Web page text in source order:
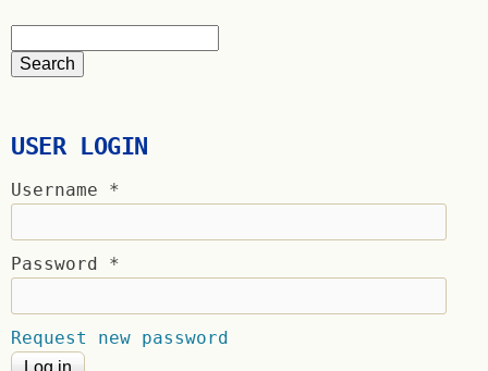
USER LOGIN
Username *
Password *
Request new password